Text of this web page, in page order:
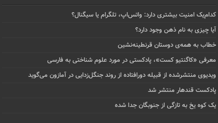
کدام‌یک امنیت بیشتری دارد: واتس‌اپ، تلگرام یا سیگنال؟
آیا چیزی به نام ذهن وجود دارد؟
خطاب به همه‌ی دوستان قرنطینه‌نشین
معرفی «کاگنتیو کست»، پادکستی در مورد علوم شناختی به فارسی
ویدیوی منتشرشده از قبیله دورافتاده‌ از روند جنگل‌زدایی در آمازون می‌گوید
پادکست قندهار منتشر شد
یک کوه یخ به تازگی از جنوبگان جدا شده